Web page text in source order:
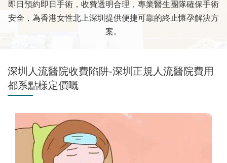
即日預約即日手術，收費透明合理，專業醫生團隊確保手術
安全，為香港女性北上深圳提供便捷可靠的終止懷孕解決方
案。
深圳人流醫院收費陷阱-深圳正規人流醫院費用
都系點樣定價嘅